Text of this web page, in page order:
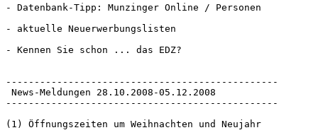
- Datenbank-Tipp: Munzinger Online / Personen
- aktuelle Neuerwerbungslisten
- Kennen Sie schon ... das EDZ?
------------------------------------------------
News-Meldungen 28.10.2008-05.12.2008
------------------------------------------------
(1) Öffnungszeiten um Weihnachten und Neujahr